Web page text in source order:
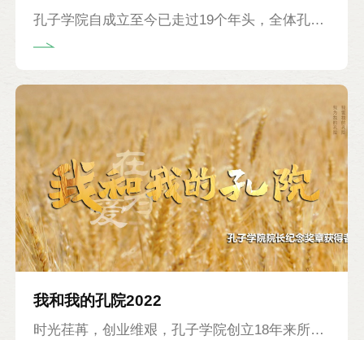
中外方院长获此殊荣。
孔子学院自成立至今已走过19个年头，全体孔院
人殚精竭虑，忘我奉献。诸多中外方院长积极投
身孔子学院事业，长期深耕孔院发展一线，作为
掌舵者，牢牢把稳奋进之舵，坚持锚定发展航
向，倾心倾力为孔院事业做贡献，对推动全球孔
子学院品牌建设起到了不可磨灭的作用。孔子学
院如今取得的突出成绩，汇聚着先行者的荣光，
承载着“孔院人”的梦想。功崇惟志，业广惟勤，
为褒扬优秀，基金会自2021年起设立孔子学院院
长纪念奖章。截至2022年，已有100位中外方院
长获此殊荣。今年，又有26位院长迎来他们任职
我和我的孔院2022
时光荏苒，创业维艰，孔子学院创立18年来所取